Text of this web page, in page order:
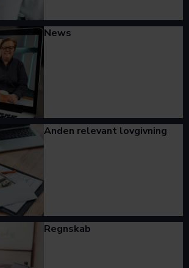
News
Anden relevant lovgivning
Regnskab